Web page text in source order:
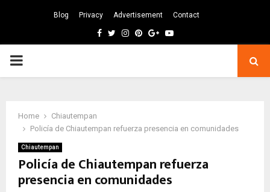
Blog Privacy Advertisement Contact
Facebook
TwitterInstagram
Pinterest
GoogleYoutube
PRIMARY
Home
Chiautempan
Policía de Chiautempan refuerza presencia en comunidades
Chiautempan
Policía de Chiautempan refuerza
presencia en comunidades